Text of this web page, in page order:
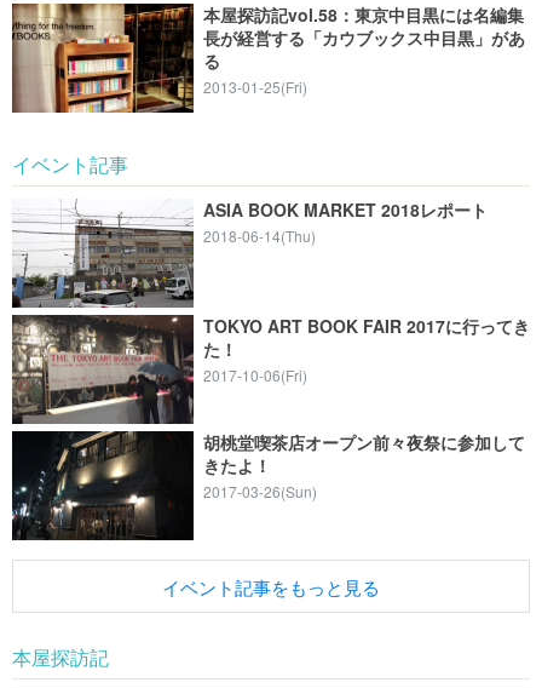
本屋探訪記vol.58：東京中目黒には名編集
長が経営する「カウブックス中目黒」があ
る
2013-01-25(Fri)
イベント記事
ASIA BOOK MARKET 2018レポート
2018-06-14(Thu)
TOKYO ART BOOK FAIR 2017に行ってき
た！
2017-10-06(Fri)
胡桃堂喫茶店オープン前々夜祭に参加して
きたよ！
2017-03-26(Sun)
イベント記事をもっと見る
本屋探訪記